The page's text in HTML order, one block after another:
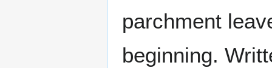
parchment
beginning.